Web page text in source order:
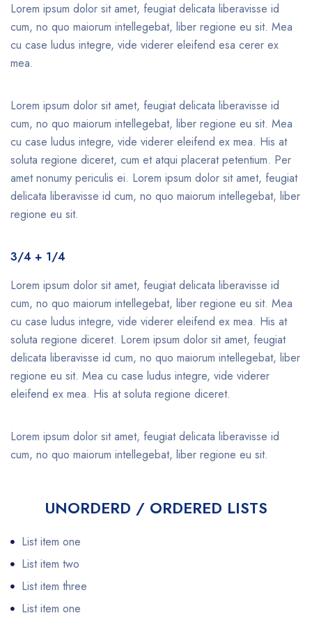
Lorem ipsum dolor sit amet, feugiat delicata liberavisse id
cum, no quo maiorum intellegebat, liber regione eu sit. Mea
cu case ludus integre, vide viderer eleifend esa cerer ex
mea.
Lorem ipsum dolor sit amet, feugiat delicata liberavisse id
cum, no quo maiorum intellegebat, liber regione eu sit. Mea
cu case ludus integre, vide viderer eleifend ex mea. His at
soluta regione diceret, cum et atqui placerat petentium. Per
amet nonumy periculis ei. Lorem ipsum dolor sit amet, feugiat
delicata liberavisse id cum, no quo maiorum intellegebat, liber
regione eu sit.
3/4 + 1/4
Lorem ipsum dolor sit amet, feugiat delicata liberavisse id
cum, no quo maiorum intellegebat, liber regione eu sit. Mea
cu case ludus integre, vide viderer eleifend ex mea. His at
soluta regione diceret. Lorem ipsum dolor sit amet, feugiat
delicata liberavisse id cum, no quo maiorum intellegebat, liber
regione eu sit. Mea cu case ludus integre, vide viderer
eleifend ex mea. His at soluta regione diceret.
Lorem ipsum dolor sit amet, feugiat delicata liberavisse id
cum, no quo maiorum intellegebat, liber regione eu sit.
UNORDERD / ORDERED LISTS
List item one
List item two
List item three
List item one